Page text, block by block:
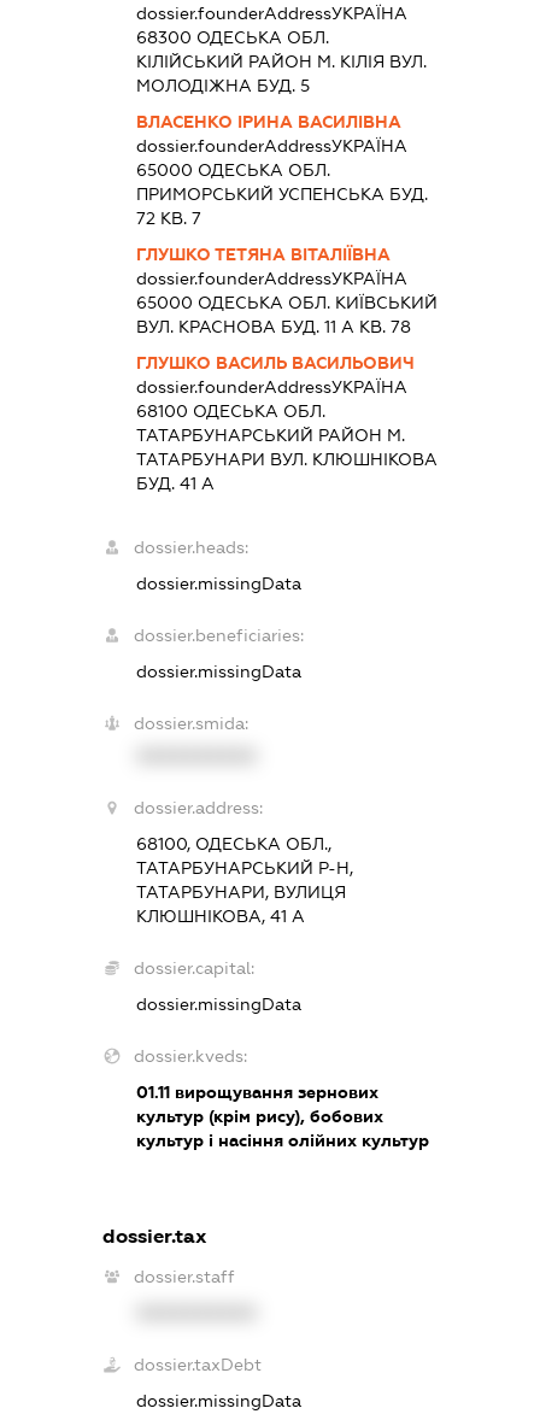
dossier.founderAddressУКРАЇНА
68300 ОДЕСЬКА ОБЛ.
КIЛIЙСЬКИЙ РАЙОН М. КІЛІЯ ВУЛ.
МОЛОДІЖНА БУД. 5
ВЛАСЕНКО ІРИНА ВАСИЛІВНА
dossier.founderAddressУКРАЇНА
65000 ОДЕСЬКА ОБЛ.
ПРИМОРСЬКИЙ УСПЕНСЬКА БУД.
72 КВ. 7
ГЛУШКО ТЕТЯНА ВІТАЛІЇВНА
dossier.founderAddressУКРАЇНА
65000 ОДЕСЬКА ОБЛ. КИЇВСЬКИЙ
ВУЛ. КРАСНОВА БУД. 11 А КВ. 78
ГЛУШКО ВАСИЛЬ ВАСИЛЬОВИЧ
dossier.founderAddressУКРАЇНА
68100 ОДЕСЬКА ОБЛ.
ТАТАРБУНАРСЬКИЙ РАЙОН М.
ТАТАРБУНАРИ ВУЛ. КЛЮШНІКОВА
БУД. 41 А
dossier.heads:
dossier.missingData
dossier.beneficiaries:
dossier.missingData
dossier.smida:
dossier.address:
68100, ОДЕСЬКА ОБЛ.,
ТАТАРБУНАРСЬКИЙ Р-Н,
ТАТАРБУНАРИ, ВУЛИЦЯ
КЛЮШНІКОВА, 41 А
dossier.capital:
dossier.missingData
dossier.kveds:
01.11вирощування зернових
культур (крім рису), бобових
культур і насіння олійних культур
dossier.tax
dossier.staff
dossier.taxDebt
dossier.missingData